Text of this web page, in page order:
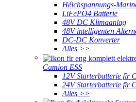
Héichspannungs-
LiFePO4 Batterie
48V DC Klimaanlag
48V intelligenten
DC-DC Konverter
Alles >>
Camion ESS
12V Starterbatterie fir
24V Starterbatterie fir
Alles >>